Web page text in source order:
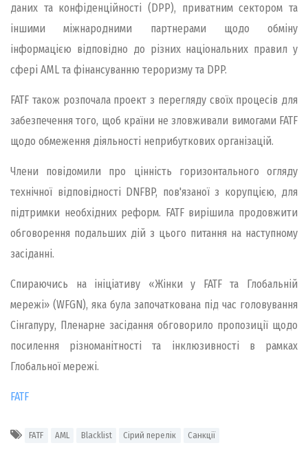
даних та конфіденційності (DPP), приватним сектором та
іншими міжнародними партнерами щодо обміну
інформацією відповідно до різних національних правил у
сфері AML та фінансуванню тероризму та DPP.
FATF також розпочала проект з перегляду своїх процесів для
забезпечення того, щоб країни не зловживали вимогами FATF
щодо обмеження діяльності неприбуткових організацій.
Члени повідомили про цінність горизонтального огляду
технічної відповідності DNFBP, пов'язаної з корупцією, для
підтримки необхідних реформ. FATF вирішила продовжити
обговорення подальших дій з цього питання на наступному
засіданні.
Спираючись на ініціативу «Жінки у FATF та Глобальній
мережі» (WFGN), яка була започаткована під час головування
Сінгапуру, Пленарне засідання обговорило пропозиції щодо
посилення різноманітності та інклюзивності в рамках
Глобальної мережі.
FATF
FATF AML Blacklist Сірий перелік Санкції